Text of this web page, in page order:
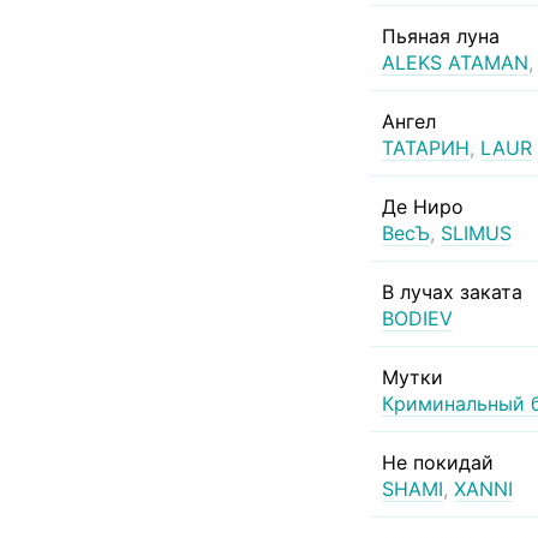
Пьяная луна
ALEKS ATAMAN,
Ангел
ТАТАРИН, LAUR
Де Ниро
ВесЪ, SLIMUS
В лучах заката
BODIEV
Мутки
Криминальный
Не покидай
SHAMI, XANNI